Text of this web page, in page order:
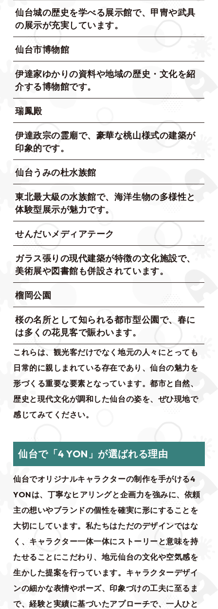
仙台城の歴史を学べる展示館で、甲冑や武具
の展示が充実しています。
仙台市博物館
伊達家ゆかりの資料や地域の歴史・文化を紹
介する博物館です。
瑞鳳殿
伊達政宗の霊廟で、豪華な桃山様式の建築が
印象的です。
仙台うみの杜水族館
東北最大級の水族館で、海洋生物の多様性と
体験型展示が魅力です。
せんだいメディアテーク
ガラス張りの現代建築が特徴の文化施設で、
美術展や図書館も併設されています。
榴岡公園
桜の名所として知られる都市型公園で、春に
は多くの花見客で賑わいます。
これらは、観光客だけでなく地元の人々にとっても
日常的に親しまれている存在であり、仙台の魅力を
形づくる重要な要素となっています。都市と自然、
歴史と現代文化が調和した仙台の姿を、ぜひ現地で
感じてみてください。
仙台で「4 YON」が選ばれる理由
仙台でオリジナルキャラクターの制作を手がける4
YONは、丁寧なヒアリングと企画力を強みに、依頼
主の想いやブランドの個性を確実に形にすることを
大切にしています。私たちはただのデザインではな
く、キャラクター一体一体にストーリーと意味を持
たせることにこだわり、地元仙台の文化や空気感を
生かした提案を行っています。キャラクターデザイ
ンの細かな表情やポーズ、印象づけの工夫に至るま
で、経験と実績に基づいたアプローチで、一人ひと